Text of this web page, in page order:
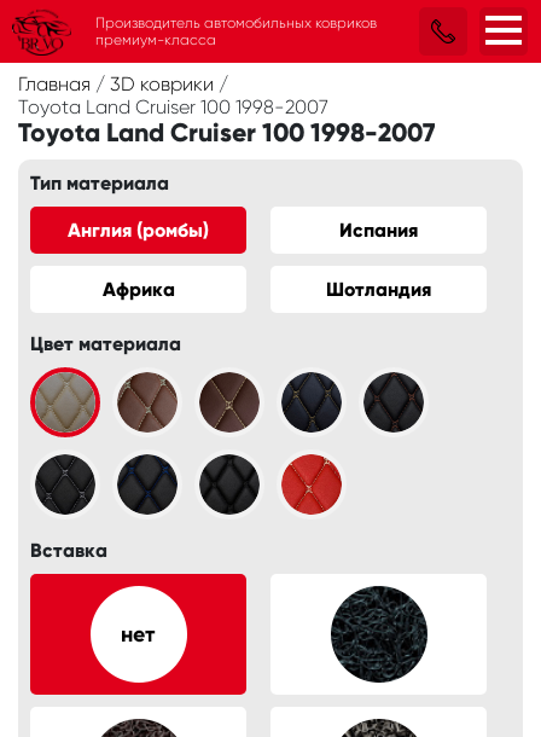
Главная / 3D коврики /
Toyota Land Cruiser 100 1998-2007
Toyota Land Cruiser 100 1998-2007
Тип материала
Англия (ромбы) Испания
Африка Шотландия
Цвет материала
Вставка
Производитель автомобильных ковриков
премиум-класса